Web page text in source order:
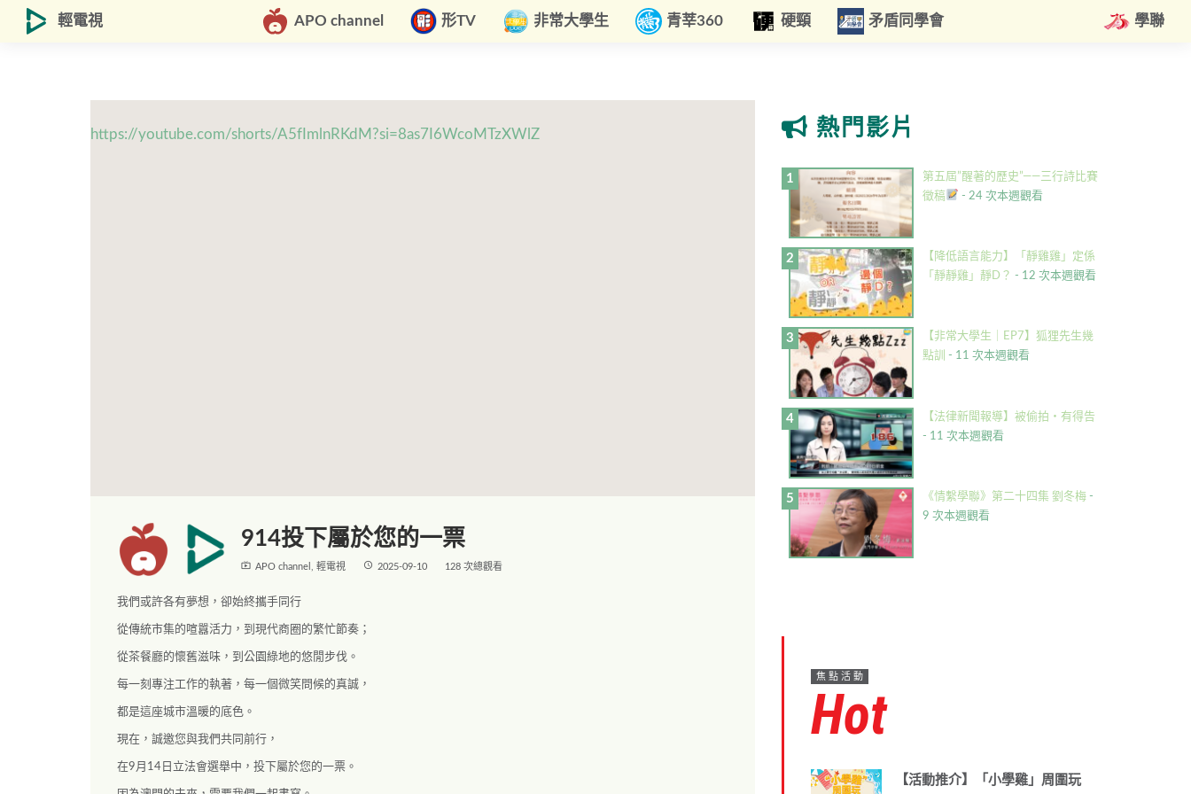
輕電視 APO channel 形TV 非常大學生 青莘360 硬頸 矛盾同學會 學聯
https://youtube.com/shorts/A5fImlnRKdM?si=8as7I6WcoMTzXWlZ
914投下屬於您的一票
live_tv APO channel 輕電視 access_time 2025-09-10 128 次總觀看
我們或許各有夢想，卻始終攜手同行
從傳統市集的喧囂活力，到現代商圈的繁忙節奏；
從茶餐廳的懷舊滋味，到公園綠地的悠閒步伐。
每一刻專注工作的執著，每一個微笑問候的真誠，
都是這座城市溫暖的底色。
現在，誠邀您與我們共同前行，
在9月14日立法會選舉中，投下屬於您的一票。
熱門影片
第五屆”醒著的歷史”——三行詩比賽
徵稿
- 24 次本週觀看
【降低語言能力】「靜雞雞」定係
「靜靜雞」靜D？ - 12 次本週觀看
【非常大學生｜EP7】狐狸先生幾
點訓 - 11 次本週觀看
【法律新聞報導】被偷拍・有得告
- 11 次本週觀看
《情繫學聯》第二十四集 劉冬梅 -
9 次本週觀看
焦點活動
Hot
【活動推介】「小學雞」周圍玩